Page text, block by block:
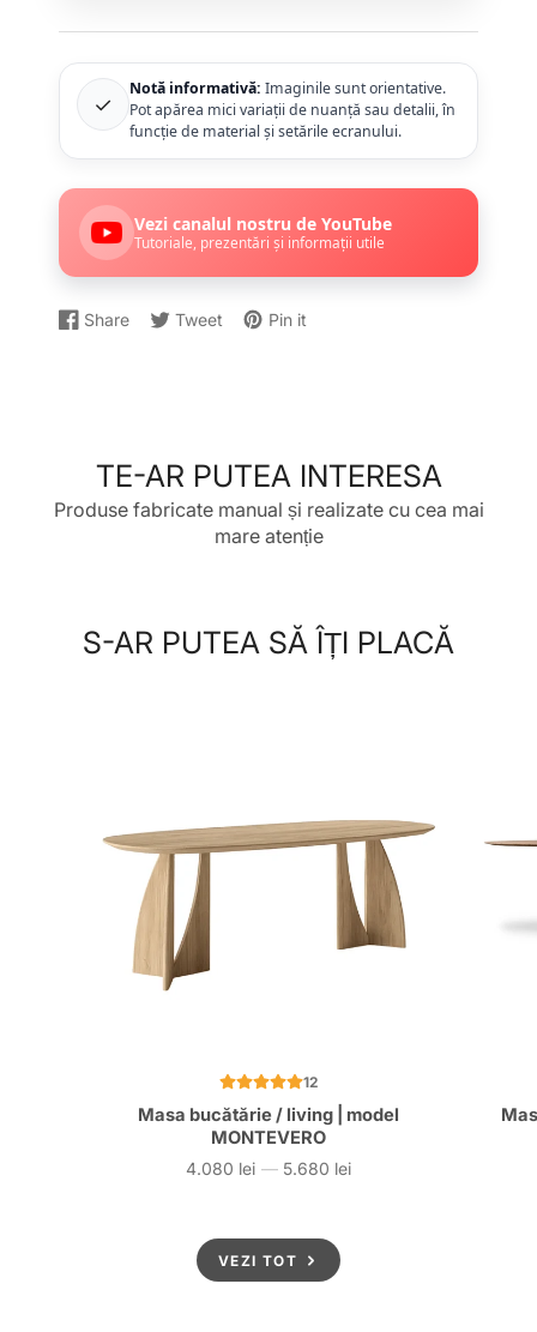
✓
Notă informativă: Imaginile sunt orientative.
Pot apărea mici variații de nuanță sau detalii, în
funcție de material și setările ecranului.
Vezi canalul nostru de YouTube
Tutoriale, prezentări și informații utile
Share
Distribuiți
Se
Tweet
Dați
Se
Pin it
Postați
Se
TE-AR PUTEA INTERESA
Produse fabricate manual și realizate cu cea mai
mare atenție
S-AR PUTEA SĂ ÎȚI PLACĂ
12
Masa bucătărie / living | model
MONTEVERO
Preț
4.080 lei — 5.680 lei
VEZI TOT